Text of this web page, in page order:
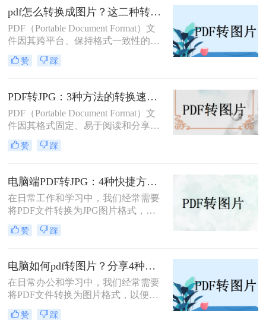
给大家扒一扒免费且高效的PDF转图
片方法，覆盖不同场景需求，看完直
接抄作业！
pdf怎么转换成图片？这二种转换方法较为实用！
PDF（Portable Document Format）文
件因其跨平台、保持格式一致性的特
性而被广泛使用。然而，在某些情况
下，我们可能希望将PDF内容转换为
印。那么pdf怎么转换成图片呢？本文
将介绍两种将PDF转换成图片的方
法。
赞 踩
PDF转JPG：3种方法的转换速度、清晰度和文件体积对比！
PDF（Portable Document Format）文
件因其格式固定、易于阅读和分享而
广受欢迎。然而，在某些情况下，我
们可能需要将PDF文件转换为JPG图
享或嵌入到其他文档中。那么pdf怎么
转换成jpg呢？本文将介绍三种将PDF
转换成JPG的实用方法。
赞 踩
电脑端PDF转JPG：4种快捷方法的操作步骤和常见格式问题！
在日常工作和学习中，我们经常需要
将PDF文件转换为JPG图片格式，以
便于在网页上分享、在演示中插入或
简单地打印出来。那么电脑怎么把pdf
同的方法，帮助你在电脑上轻松完成
PDF到JPG的转换。
赞 踩
电脑如何pdf转图片？分享4种常见方法~！
在日常办公和学习中，我们经常需要
将PDF文件转换为图片格式，以便更
好地进行分享、编辑或保存。那么电
赞 踩